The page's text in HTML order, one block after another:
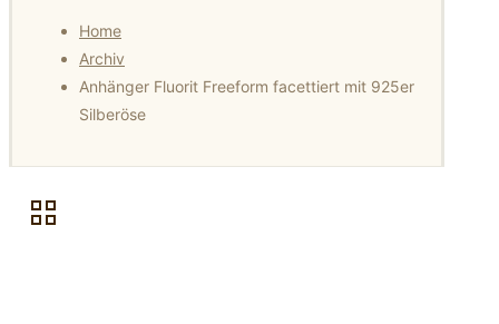
Home
Archiv
Anhänger Fluorit Freeform facettiert mit 925er
Silberöse